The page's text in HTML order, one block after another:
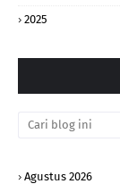
2025
Agustus 2026